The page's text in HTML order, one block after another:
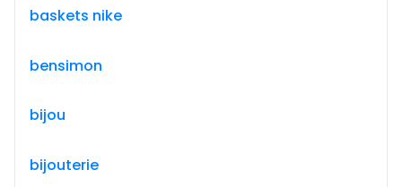
baskets nike
bensimon
bijou
bijouterie